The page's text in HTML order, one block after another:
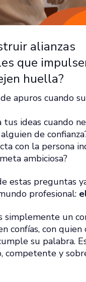
alianzas
que
huella?
apuros cuando
tus ideas cuando
de
con la persona
ambiciosa?
estas preguntas
profesional:
simplemente un
confías, con quien
su palabra.
competente y